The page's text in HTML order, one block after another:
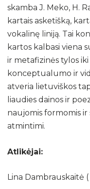
2025 m.
Dalyviai
skamba J. Meko, H.
kartais asketišką,
vokalinę liniją. Tai
kartos kalbasi viena
ir metafizinės tylos
konceptualumo ir
atveria lietuviškos
liaudies dainos ir
naujomis formomis ir
atmintimi.
Atlikėjai:
Lina Dambrauskaitė (